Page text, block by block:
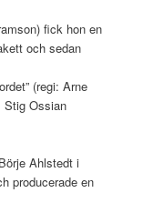
fick hon en
och sedan
(regi: Arne
Stig Ossian
Ahlstedt i
producerade en